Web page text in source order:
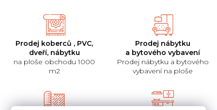
Prodej koberců , PVC,
dveří, nábytku
na ploše obchodu 1000
m2
Prodej nábytku
a bytového vybavení
Prodej nábytku a bytového
vybavení na ploše